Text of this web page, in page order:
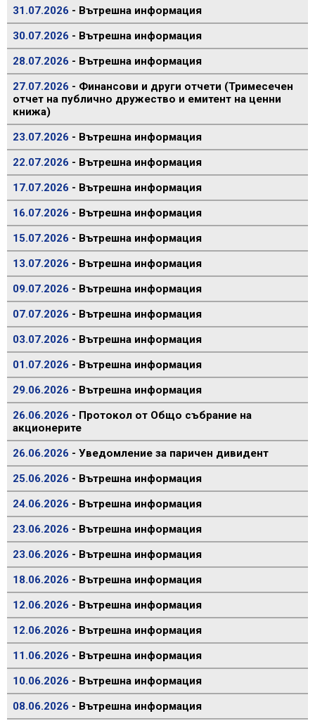
31.07.2026 - Вътрешна информация
30.07.2026 - Вътрешна информация
28.07.2026 - Вътрешна информация
27.07.2026 - Финансови и други отчети (Тримесечен
отчет на публично дружество и емитент на ценни
книжа)
23.07.2026 - Вътрешна информация
22.07.2026 - Вътрешна информация
17.07.2026 - Вътрешна информация
16.07.2026 - Вътрешна информация
15.07.2026 - Вътрешна информация
13.07.2026 - Вътрешна информация
09.07.2026 - Вътрешна информация
07.07.2026 - Вътрешна информация
03.07.2026 - Вътрешна информация
01.07.2026 - Вътрешна информация
29.06.2026 - Вътрешна информация
26.06.2026 - Протокол от Общо събрание на
акционерите
26.06.2026 - Уведомление за паричен дивидент
25.06.2026 - Вътрешна информация
24.06.2026 - Вътрешна информация
23.06.2026 - Вътрешна информация
23.06.2026 - Вътрешна информация
18.06.2026 - Вътрешна информация
12.06.2026 - Вътрешна информация
12.06.2026 - Вътрешна информация
11.06.2026 - Вътрешна информация
10.06.2026 - Вътрешна информация
08.06.2026 - Вътрешна информация